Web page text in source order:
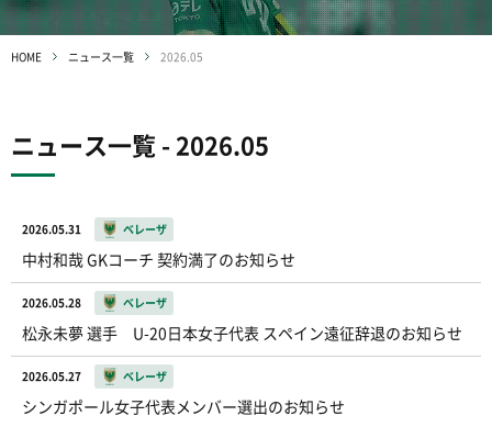
HOME ニュース一覧 2026.05
ニュース一覧 - 2026.05
2026.05.31 ベレーザ
中村和哉 GKコーチ 契約満了のお知らせ
2026.05.28 ベレーザ
松永未夢 選手 U-20日本女子代表 スペイン遠征辞退のお知らせ
2026.05.27 ベレーザ
シンガポール女子代表メンバー選出のお知らせ